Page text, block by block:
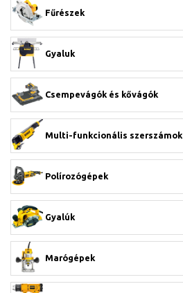
Fűrészek
Gyaluk
Csempevágók és kővágók
Multi-funkcionális szerszámok
Polírozógépek
Gyalúk
Marógépek